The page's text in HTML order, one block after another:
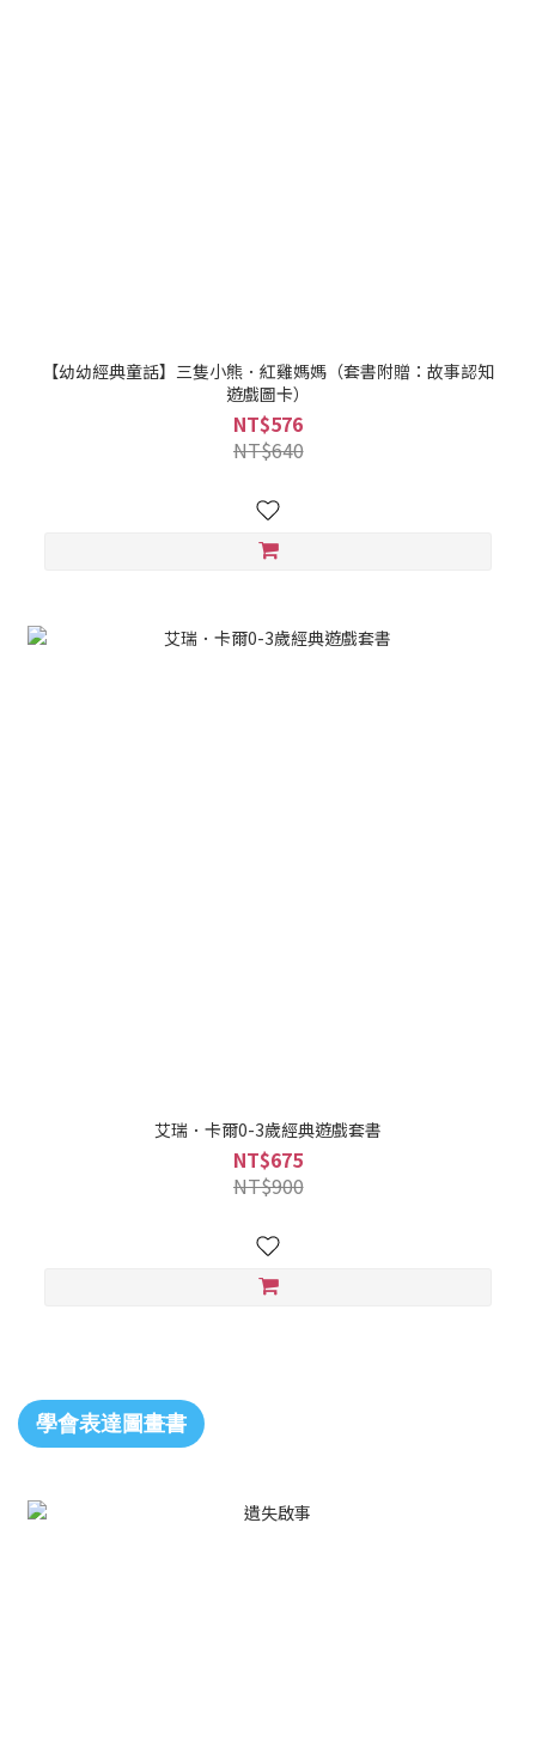
【幼幼經典童話】三隻小熊．紅雞媽媽（套書附贈：故事認知
遊戲圖卡）
NT$576
NT$640
艾瑞．卡爾0-3歲經典遊戲套書
NT$675
NT$900
學會表達圖畫書